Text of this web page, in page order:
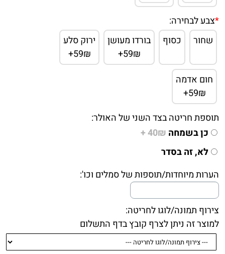
*צבע לבחירה:
שחור
כסוף
בורדו מעושן
59₪+
ירוק סלע
59₪+
חום אדמה
59₪+
תוספת חריטה בצד השני של האולר:
כן בשמחה 40₪ +
לא, זה בסדר
הערות מיוחדות/תוספות של סמלים וכו':
צירוף תמונה/לוגו לחריטה:
למוצר זה ניתן לצרף קובץ בדף התשלום